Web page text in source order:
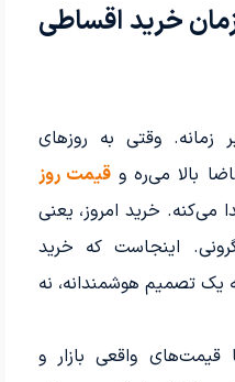
خرید اقساطی
زمانه. وقتی به روزهای
بالا می‌ره وقیمت روز
می‌کنه. خرید امروز، یعنی
اینجاست که خرید
تصمیم هوشمندانه، نه
قیمت‌های واقعی بازار و